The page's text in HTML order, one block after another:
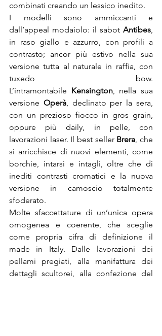
combinati creando un lessico inedito.
I modelli sono ammiccanti e
dall’appeal modaiolo: il sabot Antibes,
in raso giallo e azzurro, con profili a
contrasto; ancor più estivo nella sua
versione tutta al naturale in raffia, con
tuxedo bow.
L’intramontabile Kensington, nella sua
versione Operà, declinato per la sera,
con un prezioso fiocco in gros grain,
oppure più daily, in pelle, con
lavorazioni laser. Il best seller Brera, che
si arricchisce di nuovi elementi, come
borchie, intarsi e intagli, oltre che di
inediti contrasti cromatici e la nuova
versione in camoscio totalmente
sfoderato.
Molte sfaccettature di un’unica opera
omogenea e coerente, che sceglie
come propria cifra di definizione il
made in Italy. Dalle lavorazioni dei
pellami pregiati, alla manifattura dei
dettagli scultorei, alla confezione del